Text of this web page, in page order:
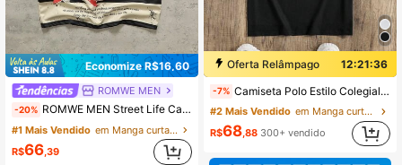
Economize R$16,60
ROMWE MEN
-20% ROMWE MEN Street Life Camisa Polo de Manga Curta com Estampa de Letras e Meia Abertura com Botões, Estilo de Rua para Adolescentes
#1 Mais Vendido
em Manga curta Camisas polo para meninos adolescen
R$66 ,39
Oferta Relâmpago 12:21:35
-7% Camiseta Polo Estilo Colegial Americano com Estampa de Letra, Estilosa para Adolescentes Meninos
#2 Mais Vendido
em Manga curta Camisas polo para meninos adolescen
R$68,88 300+ vendido